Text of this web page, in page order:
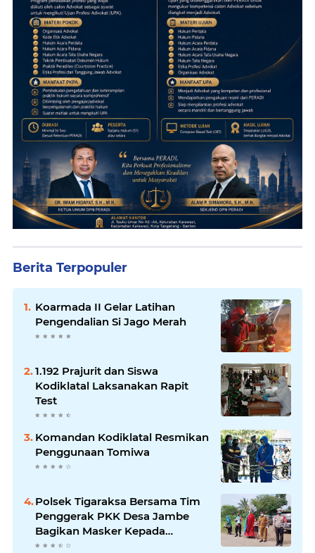
Berita Terpopuler
Koarmada II Gelar Latihan
Pengendalian Si Jago Merah
1.192 Prajurit dan Siswa
Kodiklatal Laksanakan Rapit
Test
Komandan Kodiklatal Resmikan
Penggunaan Tomiwa
Polsek Tigaraksa Bersama Tim
Penggerak PKK Desa Jambe
Bagikan Masker Kepada
Pengguna Jalan